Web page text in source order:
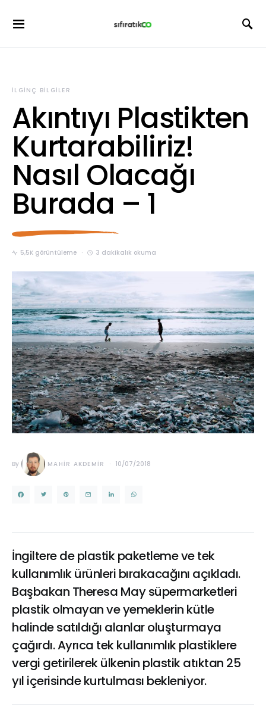
İLGINÇ BILGILER
Akıntıyı Plastikten
Kurtarabiliriz!
Nasıl Olacağı
Burada – 1
5,5K görüntüleme 3 dakikalık okuma
By MAHIR AKDEMIR 10/07/2018
İngiltere de plastik paketleme ve tek
kullanımlık ürünleri bırakacağını açıkladı.
Başbakan Theresa May süpermarketleri
plastik olmayan ve yemeklerin kütle
halinde satıldığı alanlar oluşturmaya
çağırdı. Ayrıca tek kullanımlık plastiklere
vergi getirilerek ülkenin plastik atıktan 25
yıl içerisinde kurtulması bekleniyor.